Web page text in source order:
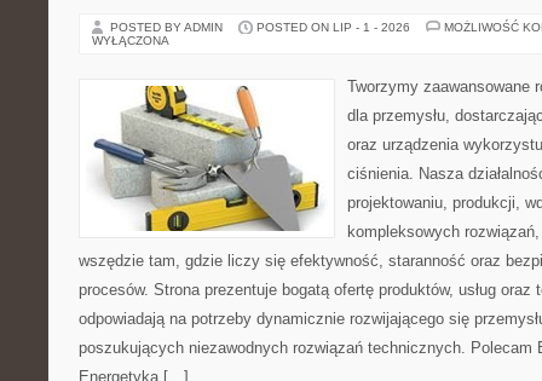
POSTED BY ADMIN POSTED ON LIP - 1 - 2026
MOŻLIWOŚĆ
WYŁĄCZONA
Tworzymy zaawansowane
dla przemysłu,
oraz urządzenia
ciśnienia. Nasza
projektowaniu, produkcji,
kompleksowych
wszędzie tam, gdzie liczy się efektywność, staranność oraz
procesów. Strona prezentuje bogatą ofertę produktów, usług oraz
odpowiadają na potrzeby dynamicznie rozwijającego się
poszukujących niezawodnych rozwiązań technicznych. Polecam
Energetyka […]